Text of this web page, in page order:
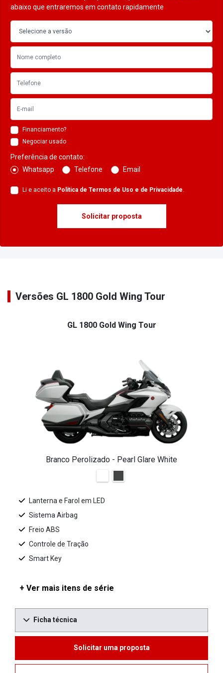
abaixo que entraremos em contato rapidamente
Financiamento?
Negociar usado
Preferência de contato:
Whatsapp
Telefone Email
Li e aceito a Política de Termos de Uso e de Privacidade.
Solicitar proposta
Versões GL 1800 Gold Wing Tour
GL 1800 Gold Wing Tour
Branco Perolizado - Pearl Glare White
Lanterna e Farol em LED
Sistema Airbag
Freio ABS
Controle de Tração
Smart Key
+ Ver mais itens de série
Ficha técnica
Solicitar uma proposta